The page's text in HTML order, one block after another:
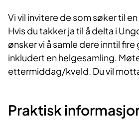
Vi vil invitere de som søker til
Hvis du takker ja til å delta i
ønsker vi å samle dere inntil fire
inkludert en helgesamling.
ettermiddag/kveld. Du vil
Praktisk